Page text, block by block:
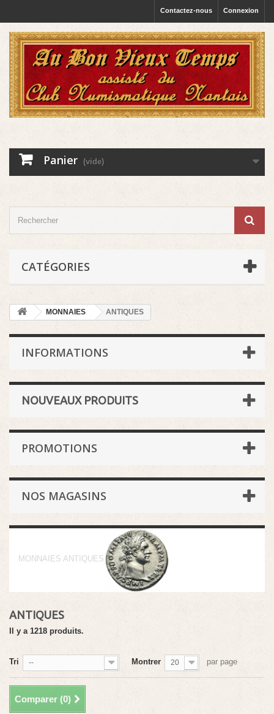
Connexion
Contactez-nous
Panier (vide)
CATÉGORIES
MONNAIES ANTIQUES
INFORMATIONS
NOUVEAUX PRODUITS
PROMOTIONS
NOS MAGASINS
MONNAIES ANTIQUES
ANTIQUES
Il y a 1218 produits.
Tri -- Montrer 20 par page
Comparer (0)